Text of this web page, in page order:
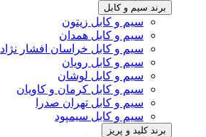
برند سیم و کابل
سیم و کابل زیتون
سیم و کابل همدان
سیم و کابل خراسان افشار نژاد
سیم و کابل رویان
سیم و کابل لوشان
سیم و کابل کرمان و کاویان
سیم و کابل تهران صدرا
سیم و کابل سیمپود
برند کلید و پریز